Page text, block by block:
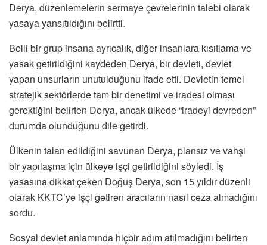
Derya, düzenlemelerin sermaye çevrelerinin talebi olarak
yasaya yansıtıldığını belirtti.
Belli bir grup insana ayrıcalık, diğer insanlara kısıtlama ve
yasak getirildiğini kaydeden Derya, bir devleti, devlet
yapan unsurların unutulduğunu ifade etti. Devletin temel
stratejik sektörlerde tam bir denetimi ve iradesi olması
gerektiğini belirten Derya, ancak ülkede “iradeyi devreden”
durumda olunduğunu dile getirdi.
Ülkenin talan edildiğini savunan Derya, plansız ve vahşi
bir yapılaşma için ülkeye işçi getirildiğini söyledi. İş
yasasına dikkat çeken Doğuş Derya, son 15 yıldır düzenli
olarak KKTC’ye işçi getiren aracıların nasıl ceza almadığını
sordu.
Sosyal devlet anlamında hiçbir adım atılmadığını belirten